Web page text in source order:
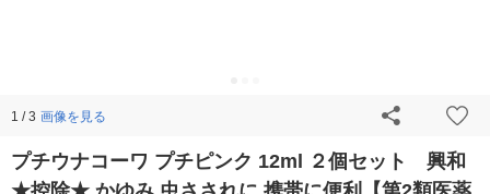
1 / 3 画像を見る
プチウナコーワ プチピンク 12ml ２個セット 興和